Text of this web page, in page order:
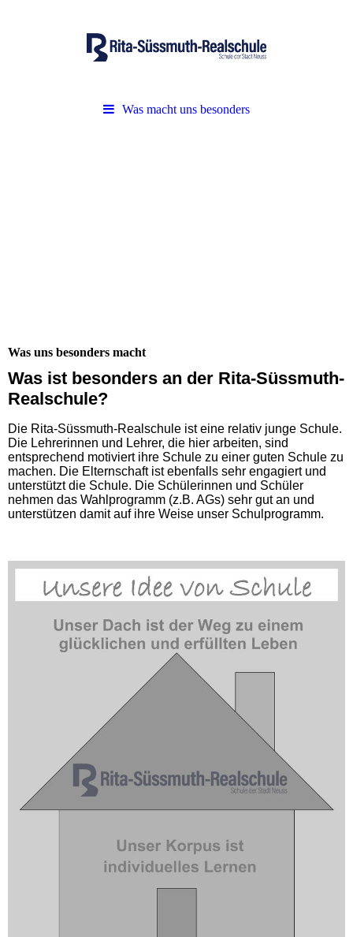
Was macht uns besonders
Was uns besonders macht
Was ist besonders an der Rita-Süssmuth-
Realschule?
Die Rita-Süssmuth-Realschule ist eine relativ junge Schule.
Die Lehrerinnen und Lehrer, die hier arbeiten, sind
entsprechend motiviert ihre Schule zu einer guten Schule zu
machen. Die Elternschaft ist ebenfalls sehr engagiert und
unterstützt die Schule. Die Schülerinnen und Schüler
nehmen das Wahlprogramm (z.B. AGs) sehr gut an und
unterstützen damit auf ihre Weise unser Schulprogramm.